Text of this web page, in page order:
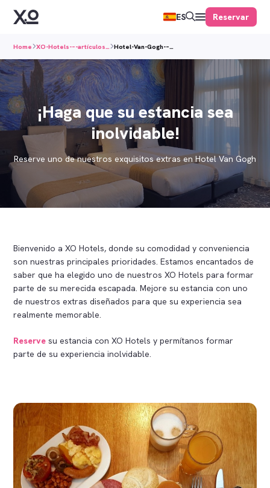
ES Reservar
Home XO-Hotels-–-artículos… Hotel-Van-Gogh-–…
¡Haga que su estancia sea
inolvidable!
Reserve uno de nuestros exquisitos extras en Hotel Van Gogh
Bienvenido a XO Hotels, donde su comodidad y conveniencia
son nuestras principales prioridades. Estamos encantados de
saber que ha elegido uno de nuestros XO Hotels para formar
parte de su merecida escapada. Mejore su estancia con uno
de nuestros extras diseñados para que su experiencia sea
realmente memorable.
Reserve su estancia con XO Hotels y permítanos formar
parte de su experiencia inolvidable.